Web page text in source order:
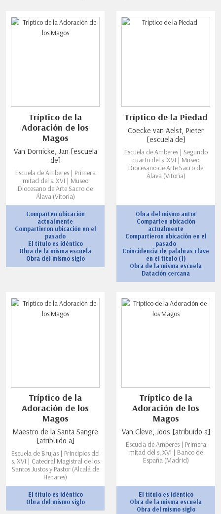
Tríptico de la
Adoración de los
Magos
Van Dornicke, Jan [escuela
de]
Escuela de Amberes | Primera
mitad del s. XVI | Museo
Diocesano de Arte Sacro de
Álava (Vitoria)
Comparten ubicación
actualmente
Compartieron ubicación en el
pasado
El título es idéntico
Obra de la misma escuela
Obra del mismo siglo
Tríptico de la Piedad
Coecke van Aelst, Pieter
[escuela de]
Escuela de Amberes | Segundo
cuarto del s. XVI | Museo
Diocesano de Arte Sacro de
Álava (Vitoria)
Obra del mismo autor
Comparten ubicación
actualmente
Compartieron ubicación en el
pasado
Coincidencia de palabras clave
en el título (1)
Obra de la misma escuela
Datación cercana
Tríptico de la
Adoración de los
Magos
Maestro de la Santa Sangre
[atribuido a]
Escuela de Brujas | Principios del
s. XVI | Catedral Magistral de los
Santos Justos y Pastor (Alcalá de
Henares)
El título es idéntico
Obra del mismo siglo
Tríptico de la
Adoración de los
Magos
Van Cleve, Joos [atribuido a]
Escuela de Amberes | Primera
mitad del s. XVI | Banco de
España (Madrid)
El título es idéntico
Obra de la misma escuela
Obra del mismo siglo